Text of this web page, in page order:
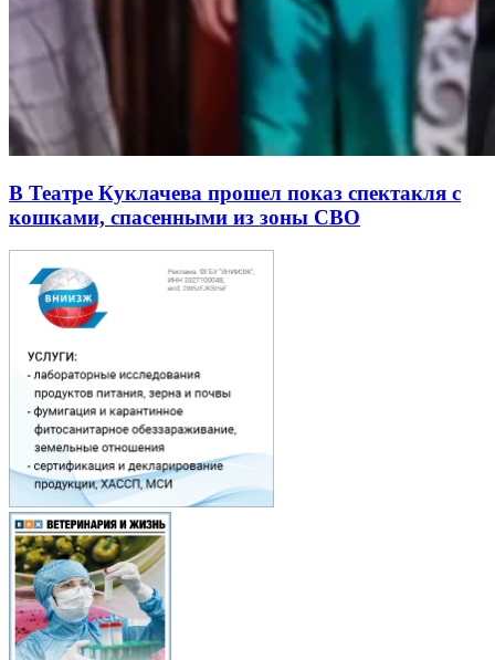
В Театре Куклачева прошел показ спектакля с
кошками, спасенными из зоны СВО